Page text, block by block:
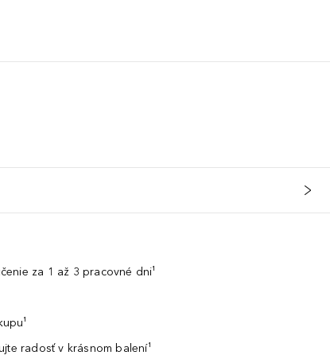
za 1 až 3 pracovné dni¹
radosť v krásnom balení¹